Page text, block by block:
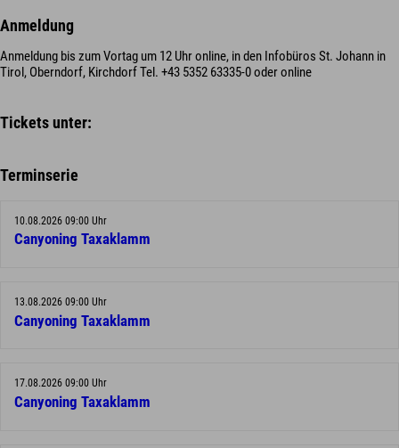
Anmeldung
Anmeldung bis zum Vortag um 12 Uhr online, in den Infobüros St. Johann in
Tirol, Oberndorf, Kirchdorf Tel. +43 5352 63335-0 oder online
Tickets unter:
Terminserie
10.08.2026 09:00 Uhr
Canyoning Taxaklamm
13.08.2026 09:00 Uhr
Canyoning Taxaklamm
17.08.2026 09:00 Uhr
Canyoning Taxaklamm